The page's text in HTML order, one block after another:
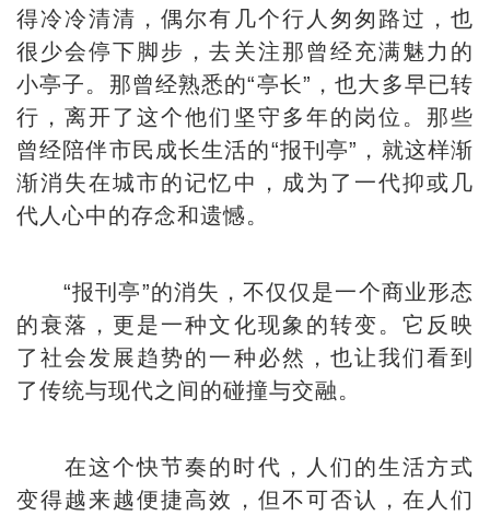
得冷冷清清，偶尔有几个行人匆匆路过，也
很少会停下脚步，去关注那曾经充满魅力的
小亭子。那曾经熟悉的“亭长”，也大多早已转
行，离开了这个他们坚守多年的岗位。那些
曾经陪伴市民成长生活的“报刊亭”，就这样渐
渐消失在城市的记忆中，成为了一代抑或几
代人心中的存念和遗憾。
“报刊亭”的消失，不仅仅是一个商业形态
的衰落，更是一种文化现象的转变。它反映
了社会发展趋势的一种必然，也让我们看到
了传统与现代之间的碰撞与交融。
在这个快节奏的时代，人们的生活方式
变得越来越便捷高效，但不可否认，在人们